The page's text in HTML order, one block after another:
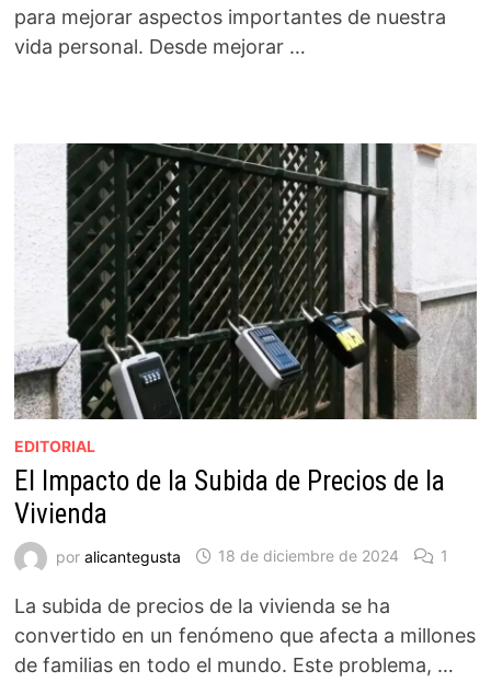
para mejorar aspectos importantes de nuestra
vida personal. Desde mejorar …
EDITORIAL
El Impacto de la Subida de Precios de la
Vivienda
por alicantegusta 18 de diciembre de 2024 1
La subida de precios de la vivienda se ha
convertido en un fenómeno que afecta a millones
de familias en todo el mundo. Este problema, …